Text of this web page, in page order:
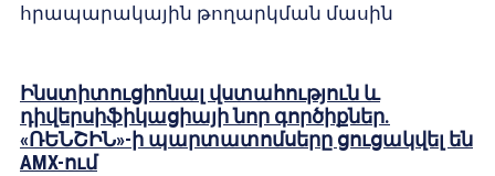
հրապարակային թողարկման մասին
Ինստիտուցիոնալ վստահություն և
դիվերսիֆիկացիայի նոր գործիքներ.
«ՌԵՆՇԻՆ»-ի պարտատոմսերը ցուցակվել են
AMX-ում